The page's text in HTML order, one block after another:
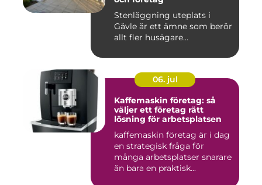
Stenläggning uteplats i
Gävle är ett ämne som berör
allt fler husägare...
06. jul
Kaffemaskin företag: så
väljer ett företag rätt
lösning för arbetsplatsen
kaffemaskin företag är i dag
en strategisk fråga för
många arbetsplatser snarare
än bara en praktisk...